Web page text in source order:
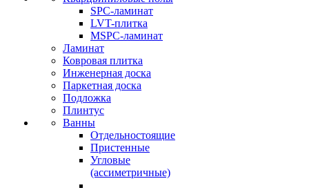
SPC-ламинат
LVT-плитка
MSPC-ламинат
Ламинат
Ковровая плитка
Инженерная доска
Паркетная доска
Подложка
Плинтус
Ванны
Отдельностоящие
Пристенные
Угловые
(ассиметричные)